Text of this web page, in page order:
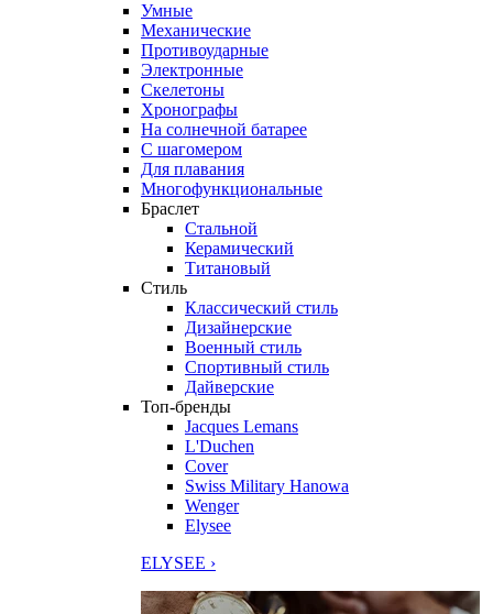
Умные
Механические
Противоударные
Электронные
Скелетоны
Хронографы
На солнечной батарее
С шагомером
Для плавания
Многофункциональные
Браслет
Стальной
Керамический
Титановый
Стиль
Классический стиль
Дизайнерские
Военный стиль
Спортивный стиль
Дайверские
Топ-бренды
Jacques Lemans
L'Duchen
Cover
Swiss Military Hanowa
Wenger
Elysee
ELYSEE ›